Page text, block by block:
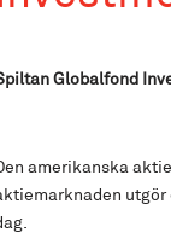
Globalfond
amerikanska
utgör